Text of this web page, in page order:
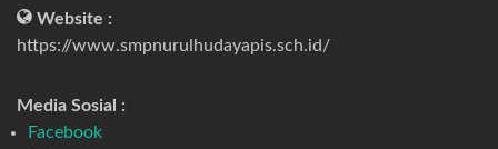
Website :
https://www.smpnurulhudayapis.sch.id/
Media Sosial :
Facebook